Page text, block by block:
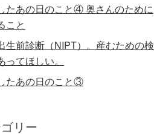
たあの日のこと④ 奥さんのために
こと
生前診断（NIPT）。産むための検
ってほしい。
たあの日のこと③
リー